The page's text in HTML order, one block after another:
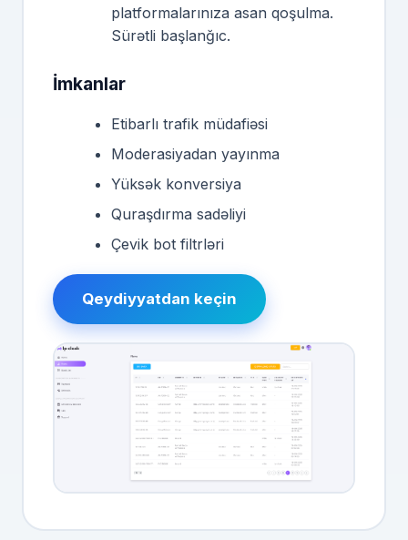
platformalarınıza asan qoşulma.
Sürətli başlanğıc.
İmkanlar
Etibarlı trafik müdafiəsi
Moderasiyadan yayınma
Yüksək konversiya
Quraşdırma sadəliyi
Çevik bot filtrləri
Qeydiyyatdan keçin